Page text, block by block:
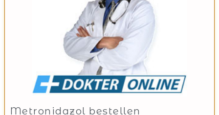
Metronidazol bestellen